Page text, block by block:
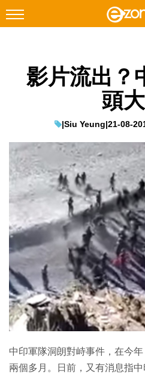
Facebook Instagram
遊戲動漫
教學評測
EduTech
IT Times
生成式AI與雲端應用
Enterprise Digital Transformation
特集
影片流出？
頭
|Siu Yeung|21-08-
中印軍隊洞朗對峙事件，在今
兩個多月。日前，又有消息指